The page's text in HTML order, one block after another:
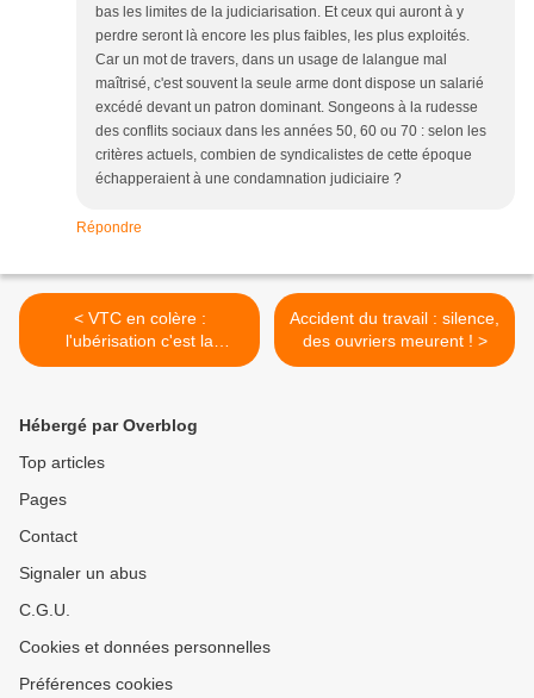
bas les limites de la judiciarisation. Et ceux qui auront à y
perdre seront là encore les plus faibles, les plus exploités.
Car un mot de travers, dans un usage de lalangue mal
maîtrisé, c'est souvent la seule arme dont dispose un salarié
excédé devant un patron dominant. Songeons à la rudesse
des conflits sociaux dans les années 50, 60 ou 70 : selon les
critères actuels, combien de syndicalistes de cette époque
échapperaient à une condamnation judiciaire ?
Répondre
< VTC en colère :
l'ubérisation c'est la
paupérisation!
Accident du travail : silence,
des ouvriers meurent ! >
Hébergé par Overblog
Top articles
Pages
Contact
Signaler un abus
C.G.U.
Cookies et données personnelles
Préférences cookies